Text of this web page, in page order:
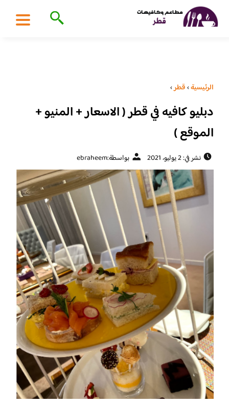
الرئيسية›قطر›
دبليو كافيه في قطر ( الاسعار + المنيو +
الموقع )
نشر في: 2 يوليو، 2021 بواسطة:ebraheem